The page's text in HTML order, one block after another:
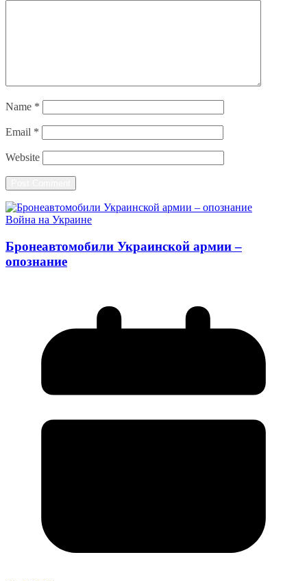
Name *
Email *
Website
Война на Украине
Бронеавтомобили Украинской армии –
опознание